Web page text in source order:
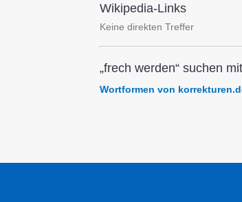
Wikipedia-Links
Keine direkten Treffer
„frech werden“ suchen
Wortformen von